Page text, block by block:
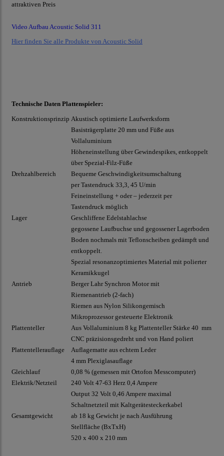
attraktiven Preis
Video Aufbau Acoustic Solid 311
Hier finden Sie alle Produkte von Acoustic Solid
Technische Daten Plattenspieler:
Konstruktionsprinzip Akustisch optimierte Laufwerksform
Basisträgerplatte 20 mm und Füße aus
Vollaluminium
Höheneinstellung über Gewindespikes, entkoppelt
über Spezial-Filz-Füße
Drehzahlbereich
Bequeme Geschwindigkeitsumschaltung
per Tastendruck 33,3, 45 U/min
Feineinstellung + oder – jederzeit per
Tastendruck möglich
Lager
Geschliffene Edelstahlachse
gegossene Laufbuchse und gegossener Lagerboden
Boden nochmals mit Teflonscheiben gedämpft und
entkoppelt.
Spezial resonanzoptimiertes Material mit polierter
Keramikkugel
Antrieb
Berger Lahr Synchron Motor mit
Riemenantrieb (2-fach)
Riemen aus Nylon Silikongemisch
Mikroprozessor gesteuerte Elektronik
Plattenteller
Aus Vollaluminium 8 kg Plattenteller Stärke 40 mm
CNC präzisionsgedreht und von Hand poliert
Plattentellerauflage
Auflagematte aus echtem Leder
4 mm Plexiglasauflage
Gleichlauf
0,08 % (gemessen mit Ortofon Messcomputer)
Elektrik/Netzteil
240 Volt 47-63 Herz 0,4 Ampere
Output 32 Volt 0,46 Ampere maximal
Schaltnetzteil mit Kaltgerätesteckerkabel
Gesamtgewicht
ab 18 kg Gewicht je nach Ausführung
Stellfläche (BxTxH)
520 x 400 x 210 mm